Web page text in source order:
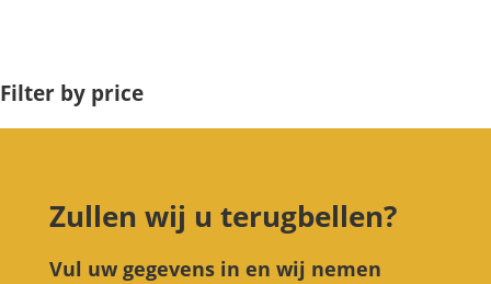
Filter by price
Zullen wij u terugbellen?
Vul uw gegevens in en wij nemen